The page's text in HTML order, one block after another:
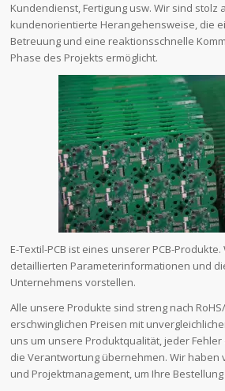
Kundendienst, Fertigung usw. Wir sind stolz
kundenorientierte Herangehensweise, die
Betreuung und eine reaktionsschnelle
Phase des Projekts ermöglicht.
E-Textil-PCB ist eines unserer PCB-
detaillierten Parameterinformationen und
Unternehmens vorstellen.
Alle unsere Produkte sind streng nach
erschwinglichen Preisen mit
uns um unsere Produktqualität, jeder
die Verantwortung übernehmen. Wir haben
und Projektmanagement, um Ihre Bestellung